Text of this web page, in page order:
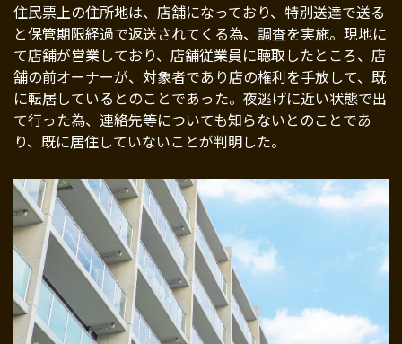
住民票上の住所地は、店舗になっており、特別送達で送る
と保管期限経過で返送されてくる為、調査を実施。現地に
て店舗が営業しており、店舗従業員に聴取したところ、店
舗の前オーナーが、対象者であり店の権利を手放して、既
に転居しているとのことであった。夜逃げに近い状態で出
て行った為、連絡先等についても知らないとのことであ
り、既に居住していないことが判明した。